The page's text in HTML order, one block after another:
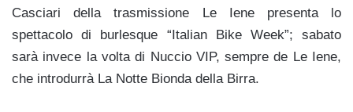
Casciari della trasmissione Le Iene presenta lo
spettacolo di burlesque “Italian Bike Week”; sabato
sarà invece la volta di Nuccio VIP, sempre de Le Iene,
che introdurrà La Notte Bionda della Birra.